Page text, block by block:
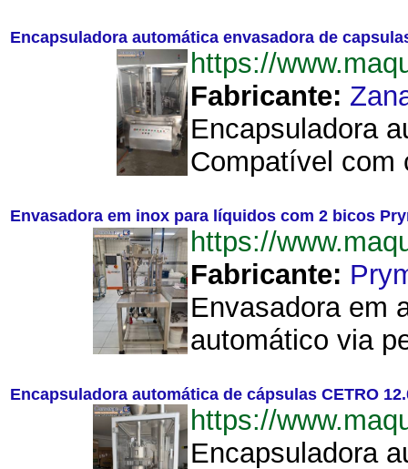
Encapsuladora automática envasadora de
https://
Fabricante:
Encapsuladora
Compatível com
Envasadora em inox para líquidos com 2 bicos
https://
Fabricante:
Envasadora em
automático via
Encapsuladora automática de cápsulas CETRO
https://
Encapsuladora